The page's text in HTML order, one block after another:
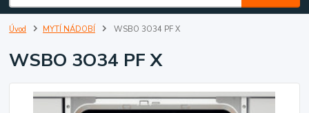
Úvod MYTÍ NÁDOBÍ WSBO 3O34 PF X
WSBO 3O34 PF X